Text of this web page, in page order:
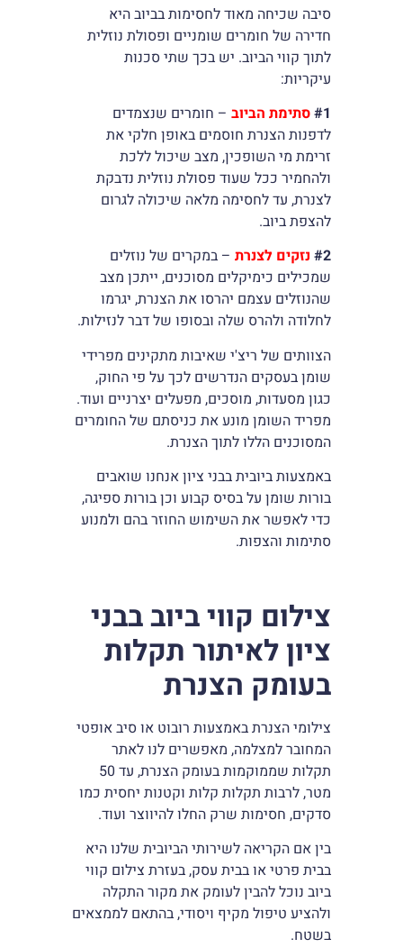
סיבה שכיחה מאוד לחסימות בביוב היא
חדירה של חומרים שומניים ופסולת נוזלית
לתוך קווי הביוב. יש בכך שתי סכנות
עיקריות:
#1סתימת הביוב– חומרים שנצמדים
לדפנות הצנרת חוסמים באופן חלקי את
זרימת מי השופכין, מצב שיכול ללכת
ולהחמיר ככל שעוד פסולת נוזלית נדבקת
לצנרת, עד לחסימה מלאה שיכולה לגרום
להצפת ביוב.
#2נזקים לצנרת– במקרים של נוזלים
שמכילים כימיקלים מסוכנים, ייתכן מצב
שהנוזלים עצמם יהרסו את הצנרת, יגרמו
לחלודה ולהרס שלה ובסופו של דבר לנזילות.
הצוותים של ריצ'י שאיבות מתקינים מפרידי
שומן בעסקים הנדרשים לכך על פי החוק,
כגון מסעדות, מוסכים, מפעלים יצרניים ועוד.
מפריד השומן מונע את כניסתם של החומרים
המסוכנים הללו לתוך הצנרת.
באמצעות ביובית בבני ציון אנחנו שואבים
בורות שומן על בסיס קבוע וכן בורות ספיגה,
כדי לאפשר את השימוש החוזר בהם ולמנוע
סתימות והצפות.
צילום קווי ביוב בבני
ציון לאיתור תקלות
בעומק הצנרת
צילומי הצנרת באמצעות רובוט או סיב אופטי
המחובר למצלמה, מאפשרים לנו לאתר
תקלות שממוקמות בעומק הצנרת, עד 50
מטר, לרבות תקלות קלות וקטנות יחסית כמו
סדקים, חסימות שרק החלו להיווצר ועוד.
בין אם הקריאה לשירותי הביובית שלנו היא
בבית פרטי או בבית עסק, בעזרת צילום קווי
ביוב נוכל להבין לעומק את מקור התקלה
ולהציע טיפול מקיף ויסודי, בהתאם לממצאים
בשטח.